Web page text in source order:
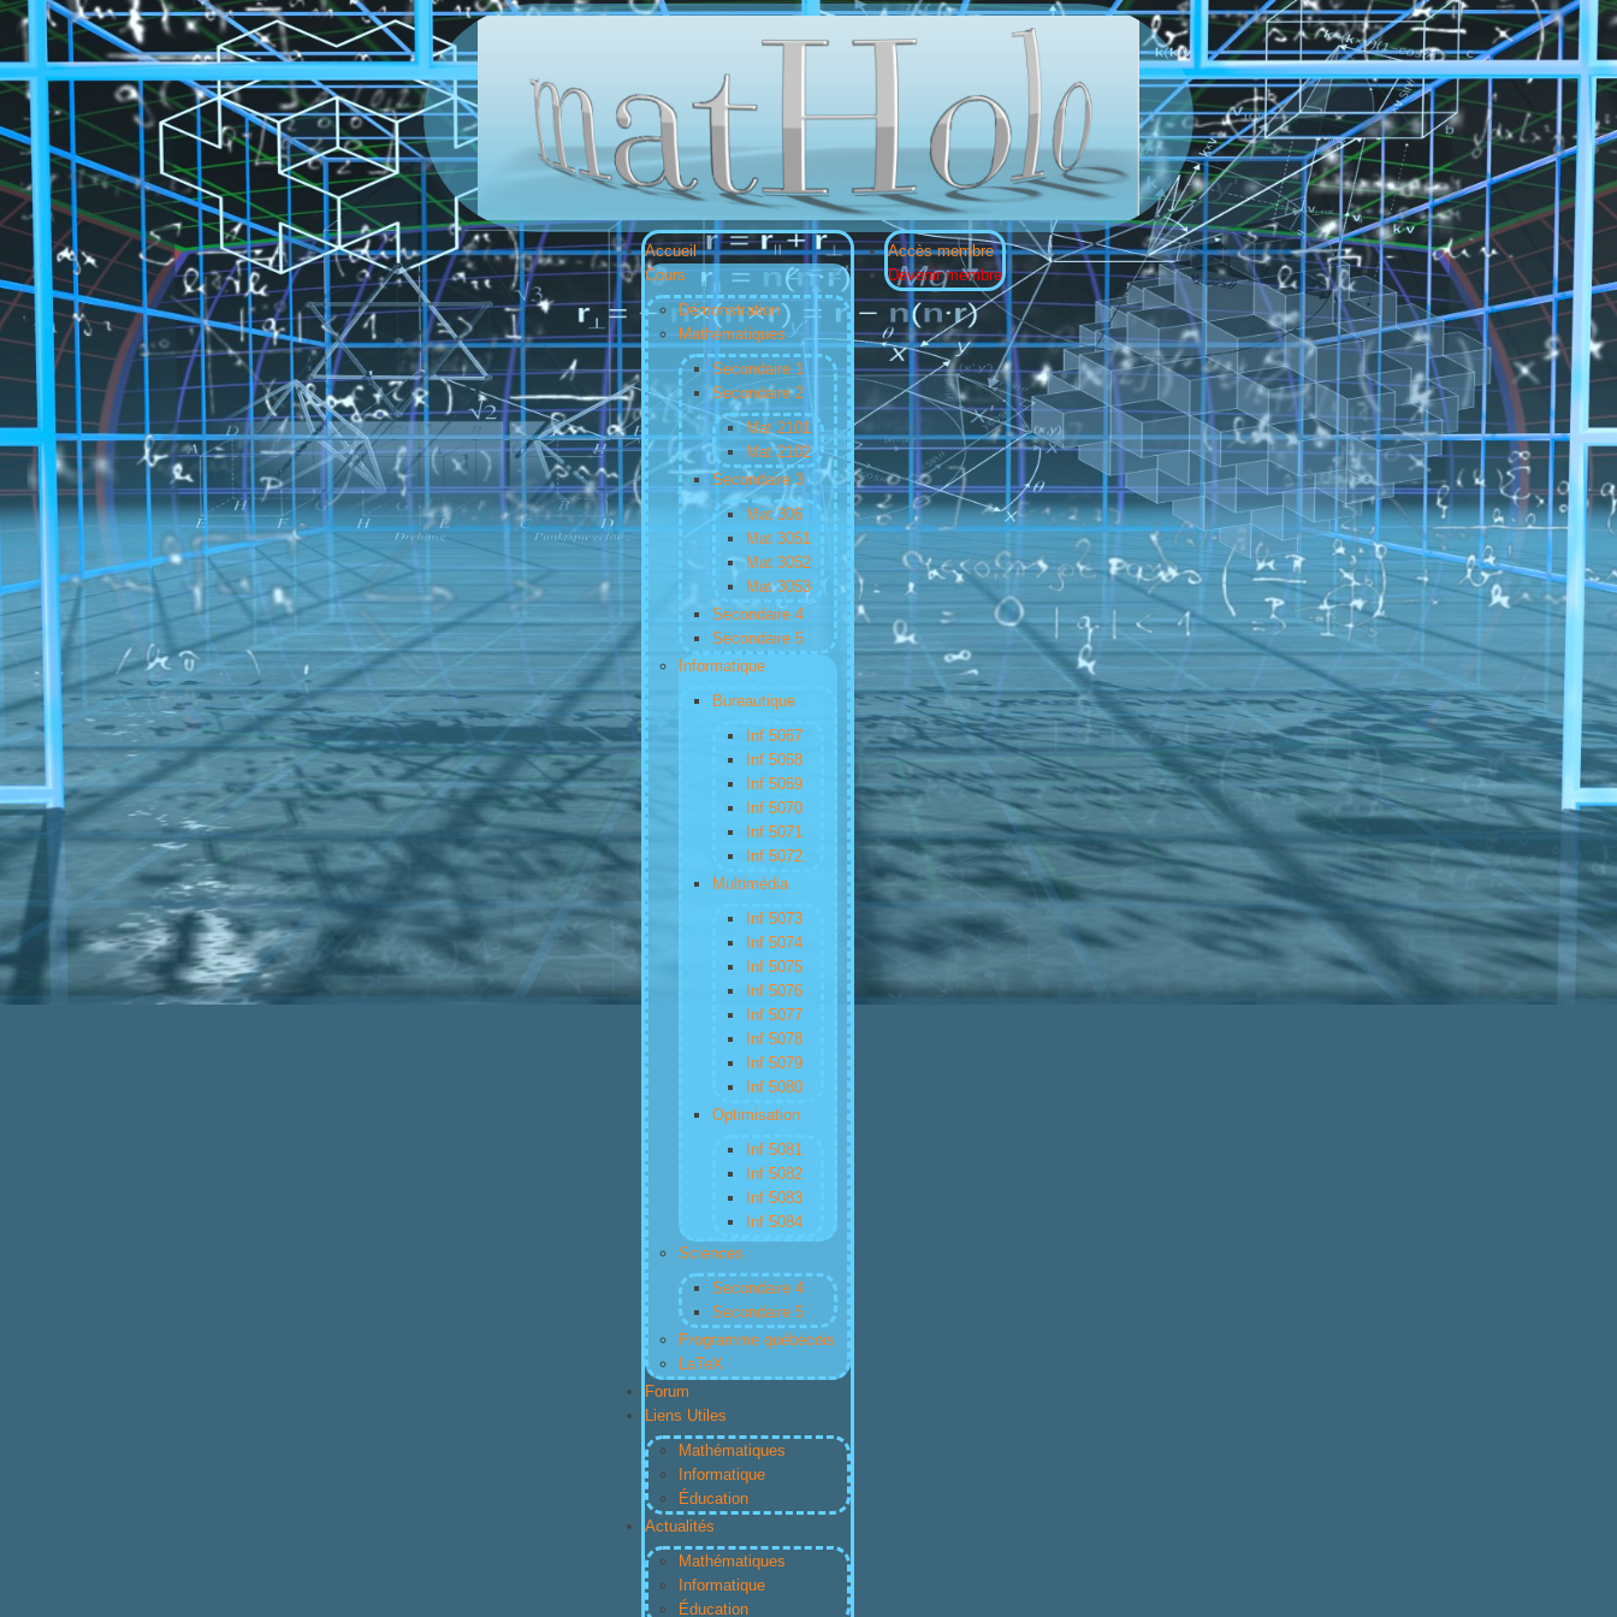
Accueil
Cours
Démonstration
Mathématiques
Secondaire 1
Secondaire 2
Mat 2101
Mat 2102
Secondaire 3
Mat 306
Mat 3051
Mat 3052
Mat 3053
Secondaire 4
Secondaire 5
Informatique
Bureautique
Inf 5067
Inf 5068
Inf 5069
Inf 5070
Inf 5071
Inf 5072
Multimédia
Inf 5073
Inf 5074
Inf 5075
Inf 5076
Inf 5077
Inf 5078
Inf 5079
Inf 5080
Optimisation
Inf 5081
Inf 5082
Inf 5083
Inf 5084
Sciences
Secondaire 4
Secondaire 5
Programme québécois
LaTeX
Forum
Liens Utiles
Mathématiques
Informatique
Éducation
Actualités
Mathématiques
Informatique
Éducation
Accès membre
Devenir membre